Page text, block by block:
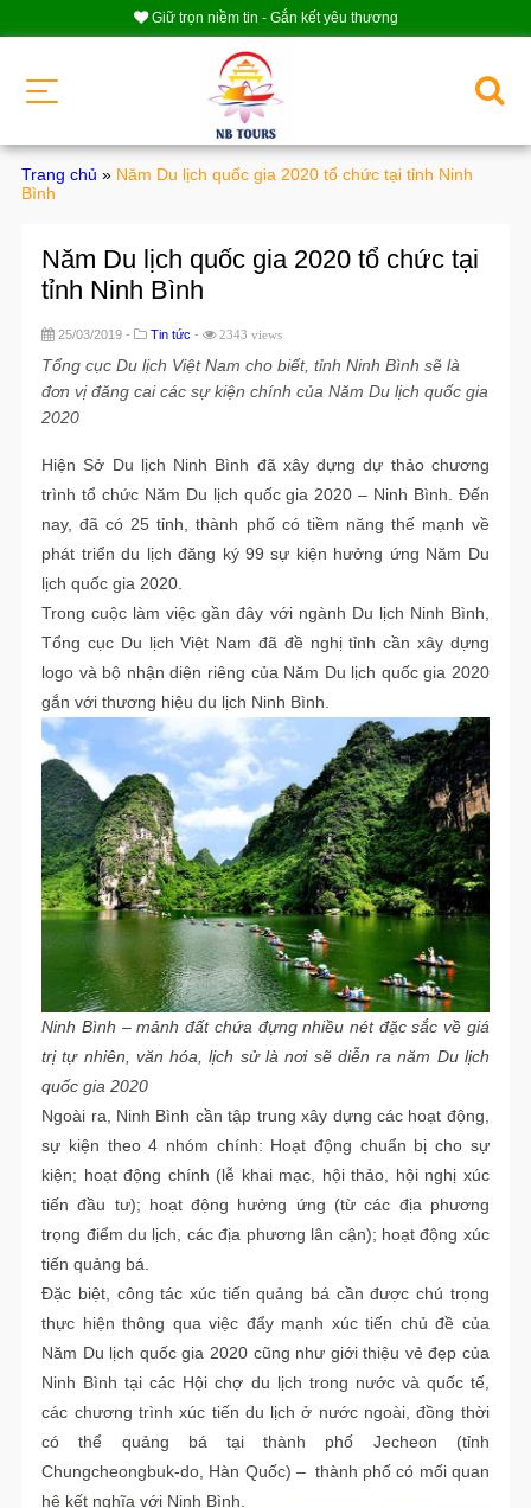
Giữ trọn niềm tin - Gắn kết yêu thương
Trang chủ » Năm Du lịch quốc gia 2020 tổ chức tại tỉnh Ninh
Bình
Năm Du lịch quốc gia 2020 tổ chức tại
tỉnh Ninh Bình
25/03/2019 - Tin tức - 2343 views
Tổng cục Du lịch Việt Nam cho biết, tỉnh Ninh Bình sẽ là
đơn vị đăng cai các sự kiện chính của Năm Du lịch quốc gia
2020
Hiện Sở Du lịch Ninh Bình đã xây dựng dự thảo chương
trình tổ chức Năm Du lịch quốc gia 2020 – Ninh Bình. Đến
nay, đã có 25 tỉnh, thành phố có tiềm năng thế mạnh về
phát triển du lịch đăng ký 99 sự kiện hưởng ứng Năm Du
lịch quốc gia 2020.
Trong cuộc làm việc gần đây với ngành Du lịch Ninh Bình,
Tổng cục Du lịch Việt Nam đã đề nghị tỉnh cần xây dựng
logo và bộ nhận diện riêng của Năm Du lịch quốc gia 2020
gắn với thương hiệu du lịch Ninh Bình.
Ninh Bình – mảnh đất chứa đựng nhiều nét đặc sắc về giá
trị tự nhiên, văn hóa, lịch sử là nơi sẽ diễn ra năm Du lịch
quốc gia 2020
Ngoài ra, Ninh Bình cần tập trung xây dựng các hoạt động,
sự kiện theo 4 nhóm chính: Hoạt động chuẩn bị cho sự
kiện; hoạt động chính (lễ khai mạc, hội thảo, hội nghị xúc
tiến đầu tư); hoạt động hưởng ứng (từ các địa phương
trọng điểm du lịch, các địa phương lân cận); hoạt động xúc
tiến quảng bá.
Đặc biệt, công tác xúc tiến quảng bá cần được chú trọng
thực hiện thông qua việc đẩy mạnh xúc tiến chủ đề của
Năm Du lịch quốc gia 2020 cũng như giới thiệu vẻ đẹp của
Ninh Bình tại các Hội chợ du lịch trong nước và quốc tế,
các chương trình xúc tiến du lịch ở nước ngoài, đồng thời
có thể quảng bá tại thành phố Jecheon (tỉnh
Chungcheongbuk-do, Hàn Quốc) – thành phố có mối quan
hệ kết nghĩa với Ninh Bình.